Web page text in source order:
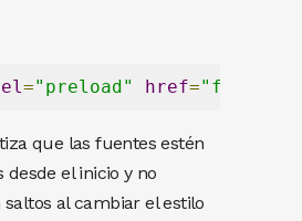
="preload" href=
que las fuentes estén
desde el inicio y no
al cambiar el estilo